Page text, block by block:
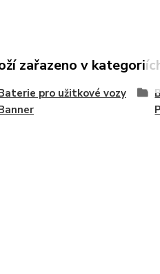
zařazeno v
pro užitkové vozy